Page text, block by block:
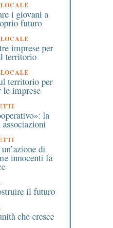
11 Gennaio 2024
Felice Musazzi: il
sindaco di Parabiago,
città natale
i giovani a
futuro
imprese per
territorio
territorio per
le imprese
la
di
innocenti fa
il futuro
che cresce